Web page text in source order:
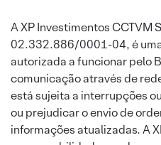
A XP Investimentos CCTVM
02.332.886/0001-04, é
autorizada a funcionar pelo
comunicação através de
está sujeita a interrupções
ou prejudicar o envio de
informações atualizadas. A